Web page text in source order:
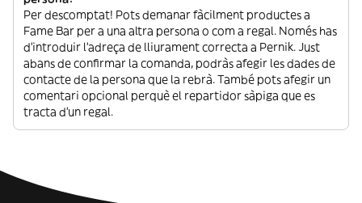
Per descomptat! Pots demanar fàcilment productes a
Fame Bar per a una altra persona o com a regal. Només has
d’introduir l’adreça de lliurament correcta a Pernik. Just
abans de confirmar la comanda, podràs afegir les dades de
contacte de la persona que la rebrà. També pots afegir un
comentari opcional perquè el repartidor sàpiga que es
tracta d’un regal.